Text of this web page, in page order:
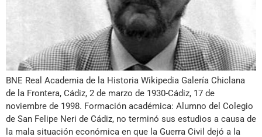
BNE Real Academia de la Historia Wikipedia Galería Chiclana
de la Frontera, Cádiz, 2 de marzo de 1930-Cádiz, 17 de
noviembre de 1998. Formación académica: Alumno del Colegio
de San Felipe Neri de Cádiz, no terminó sus estudios a causa de
la mala situación económica en que la Guerra Civil dejó a la